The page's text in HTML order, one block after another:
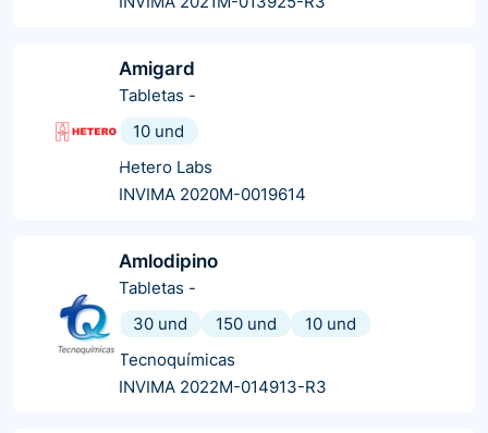
Amigard
Tabletas -
10 und
Hetero Labs
INVIMA 2020M-0019614
Amlodipino
Tabletas -
30 und
150 und
10 und
Tecnoquímicas
INVIMA 2022M-014913-R3